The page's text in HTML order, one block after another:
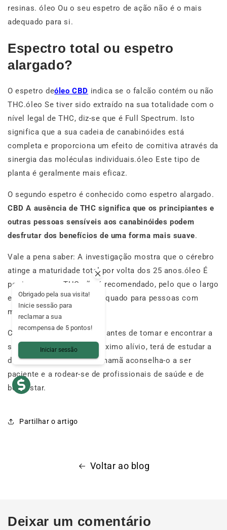
resinas. óleo Ou o seu espetro de ação não é o mais
adequado para si.
Espectro total ou espetro
alargado?
O espetro deóleo CBD indica se o falcão contém ou não
THC.óleo Se tiver sido extraído na sua totalidade com o
nível legal de THC, diz-se que é Full Spectrum. Isto
significa que a sua cadeia de canabinóides está
completa e proporciona um efeito de comitiva através da
sinergia das moléculas individuais.óleo Este tipo de
planta é geralmente mais eficaz.
O segundo espetro é conhecido como espetro alargado.
CBD A ausência de THC significa que os principiantes e
outras pessoas sensíveis aos canabinóides podem
desfrutar dos benefícios de uma forma mais suave.
Vale a pena saber: A investigação mostra que o cérebro
atinge a maturidade total por volta dos 25 anos.óleo É
por isso que o THC não é recomendado, pelo que o largo
espetro pode ser mais adequado para pessoas com
menos de 25 anos.
CBD Como compreenderá, antes de tomar e encontrar a
solução que lhe dará o máximo alívio, terá de estudar a
dosagem ideal para si. A mamã aconselha-o a ser
paciente e a rodear-se de profissionais de saúde e de
bem-estar.
Partilhar o artigo
Voltar ao blog
Deixar um comentário
Obrigado pela sua visita!
Inicie sessão para
reclamar a sua
recompensa de 5 pontos!
Iniciar sessão